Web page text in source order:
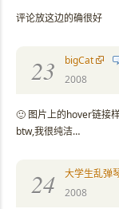
评论放这边的确很好
23
bigCat
2008
🙂 图片上的hover链接
btw,我很纯洁…
24
大学生乱弹
2008